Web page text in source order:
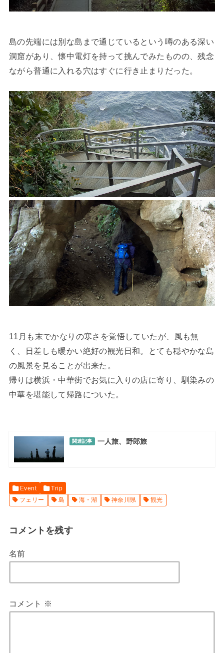
島の先端には別な島まで通じているという噂のある深い
洞窟があり、懐中電灯を持って挑んでみたものの、残念
ながら普通に入れる穴はすぐに行き止まりだった。
11月も末でかなりの寒さを覚悟していたが、風も無
く、日差しも暖かい絶好の観光日和。とても穏やかな島
の風景を見ることが出来た。
帰りは横浜・中華街でお気に入りの店に寄り、馴染みの
中華を堪能して帰路についた。
関連記事 一人旅、野郎旅
Event
Trip
フェリー
島 海・湖 神奈川県 観光
コメントを残す
名前
コメント ※